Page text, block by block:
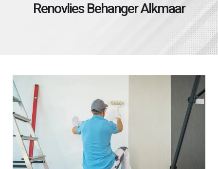
Renovlies Behanger Alkmaar